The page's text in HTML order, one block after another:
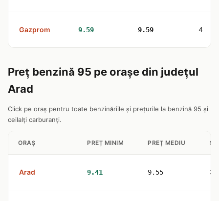
Gazprom 9.59 9.59 4
Preț benzină 95 pe orașe din județul
Arad
Click pe oraș pentru toate benzinăriile și prețurile la benzină 95 și
ceilalți carburanți.
ORAȘ PREȚ MINIM PREȚ MEDIU
Arad 9.41 9.55 32